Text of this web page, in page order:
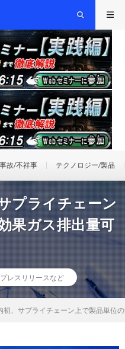
故/不祥事 テクノロジー/製品
プライチェーン
果ガス排出量可
プレスリリースなど
初、サプライチェーン上で製品単位